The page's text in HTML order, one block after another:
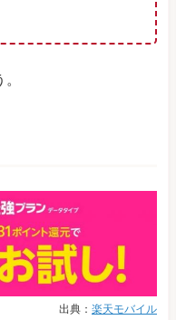
出典： 楽天モバイル